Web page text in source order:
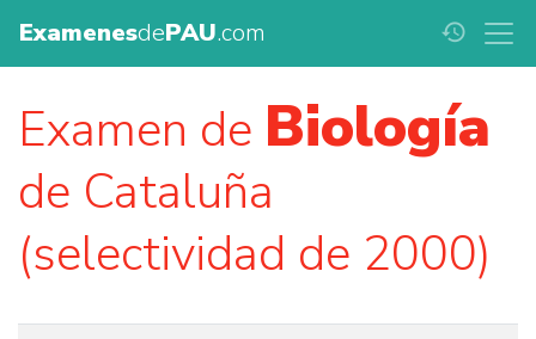
ExamenesdePAU.com history
Examen de Biología
de Cataluña
(selectividad de 2000)